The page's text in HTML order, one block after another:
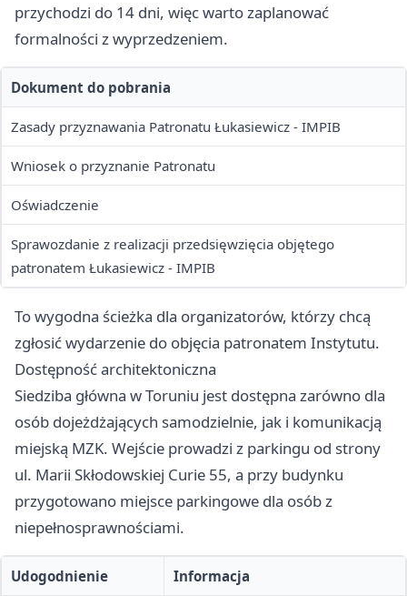
przychodzi do 14 dni, więc warto zaplanować
formalności z wyprzedzeniem.
Dokument do pobrania
Zasady przyznawania Patronatu Łukasiewicz - IMPIB
Wniosek o przyznanie Patronatu
Oświadczenie
Sprawozdanie z realizacji przedsięwzięcia objętego
patronatem Łukasiewicz - IMPIB
To wygodna ścieżka dla organizatorów, którzy chcą
zgłosić wydarzenie do objęcia patronatem Instytutu.
Dostępność architektoniczna
Siedziba główna w Toruniu jest dostępna zarówno dla
osób dojeżdżających samodzielnie, jak i komunikacją
miejską MZK. Wejście prowadzi z parkingu od strony
ul. Marii Skłodowskiej Curie 55, a przy budynku
przygotowano miejsce parkingowe dla osób z
niepełnosprawnościami.
Udogodnienie Informacja